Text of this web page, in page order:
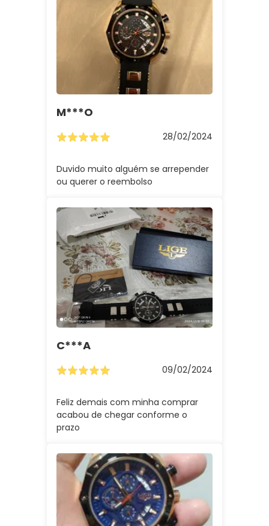
M***o
28/02/2024
Duvido muito alguém se arrepender
ou querer o reembolso
C***a
09/02/2024
Feliz demais com minha comprar
acabou de chegar conforme o
prazo